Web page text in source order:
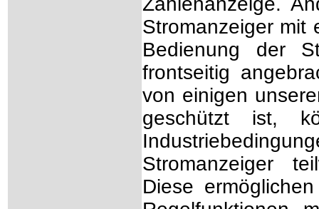
Stromanzeiger mit
Bedienung der
frontseitig
von einigen
geschützt ist,
Stromanzeiger
Diese